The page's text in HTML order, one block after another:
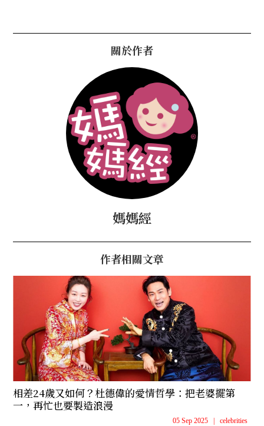
關於作者
媽媽經
作者相關文章
相差24歲又如何？杜德偉的愛情哲學：把老婆擺第
一，再忙也要製造浪漫
05 Sep 2025 celebrities